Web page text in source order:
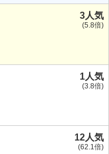
3人気
(5.8倍)
1人気
(3.8倍)
12人気
(62.1倍)